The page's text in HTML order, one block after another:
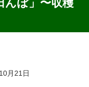
んぼ」〜収穫
月21日